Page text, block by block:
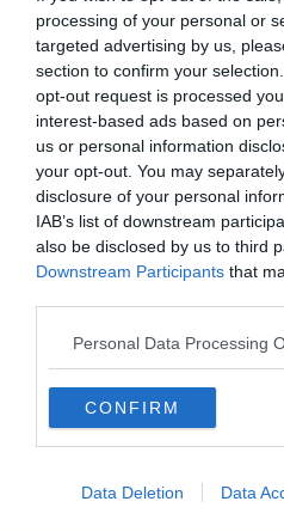
processing of your personal or
targeted advertising by us,
section to confirm your
opt-out request is processed
interest-based ads based on
us or personal information
your opt-out. You may
disclosure of your personal
IAB’s list of downstream
also be disclosed by us to third
Downstream Participants that
Personal Data Processing
CONFIRM
Data Deletion Data
további érdekes napi